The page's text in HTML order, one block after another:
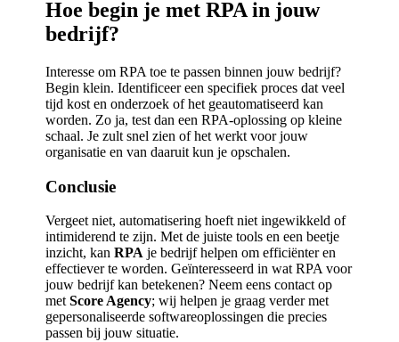
Hoe begin je met RPA in jouw
bedrijf?
Interesse om RPA toe te passen binnen jouw bedrijf?
Begin klein. Identificeer een specifiek proces dat veel
tijd kost en onderzoek of het geautomatiseerd kan
worden. Zo ja, test dan een RPA-oplossing op kleine
schaal. Je zult snel zien of het werkt voor jouw
organisatie en van daaruit kun je opschalen.
Conclusie
Vergeet niet, automatisering hoeft niet ingewikkeld of
intimiderend te zijn. Met de juiste tools en een beetje
inzicht, kanRPA je bedrijf helpen om efficiënter en
effectiever te worden. Geïnteresseerd in wat RPA voor
jouw bedrijf kan betekenen? Neem eens contact op
metScore Agency; wij helpen je graag verder met
gepersonaliseerde softwareoplossingen die precies
passen bij jouw situatie.